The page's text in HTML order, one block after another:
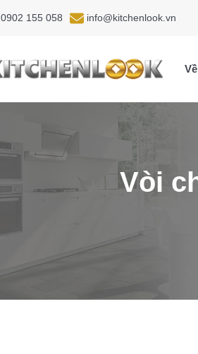
0902 155 058 info@kitchenlook.vn
Vòi